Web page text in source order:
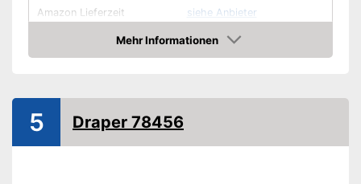
Amazon Lieferzeit
siehe Anbieter
Mehr Informationen
Amazon
5 Draper 78456